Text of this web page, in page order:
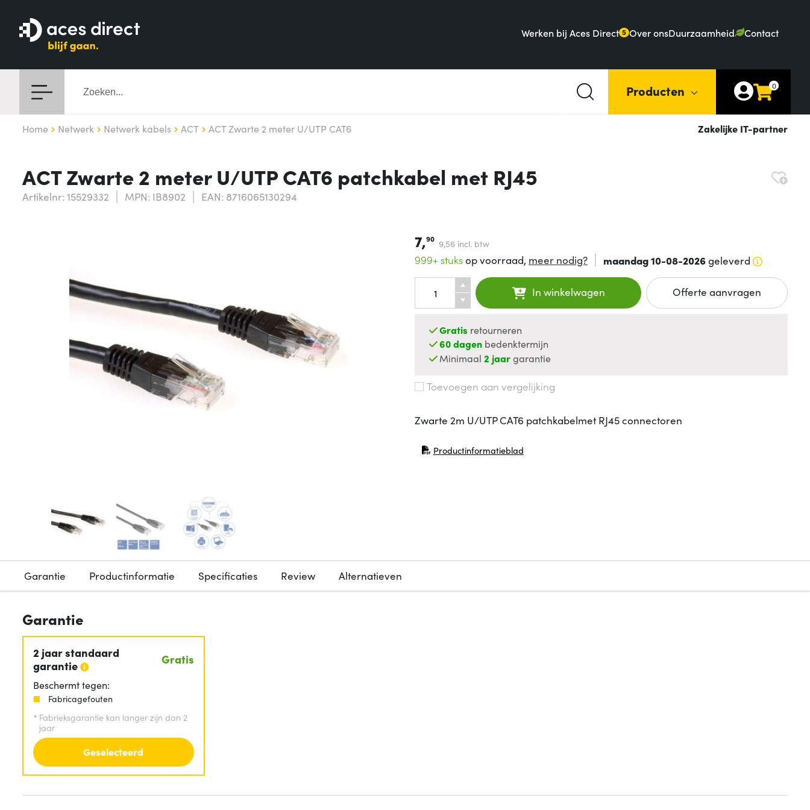
Werken bij Aces Direct 5 Over onsDuurzaamheid Contact
Producten 0
Home Netwerk Netwerk kabels ACT ACT Zwarte 2 meter U/UTP CAT6 Zakelijke IT-partner
ACT Zwarte 2 meter U/UTP CAT6 patchkabel met RJ45
Artikelnr: 15529332 MPN: IB8902 EAN: 8716065130294
7,90 9,56 incl. btw
999+ stuksop voorraad, meer nodig? maandag 10-08-2026geleverd
In winkelwagen Offerte aanvragen
Gratis retourneren
60 dagen bedenktermijn
Minimaal2 jaargarantie
Toevoegen aan vergelijking
Zwarte 2m U/UTP CAT6 patchkabelmet RJ45 connectoren
Productinformatieblad
(opent in nieuw venster)
Garantie Productinformatie Specificaties Review Alternatieven
Garantie
2 jaar standaard
garantie
Gratis
Beschermt tegen:
Fabricagefouten
* Fabrieksgarantie kan langer zijn dan 2
jaar
Geselecteerd